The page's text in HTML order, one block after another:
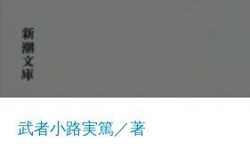
武者小路実篤／著